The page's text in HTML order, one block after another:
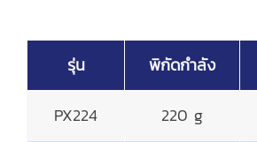
รุ่น พิกัดกำลัง
PX224 220 g